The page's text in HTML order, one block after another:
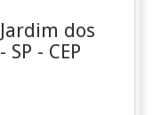
dos
- CEP